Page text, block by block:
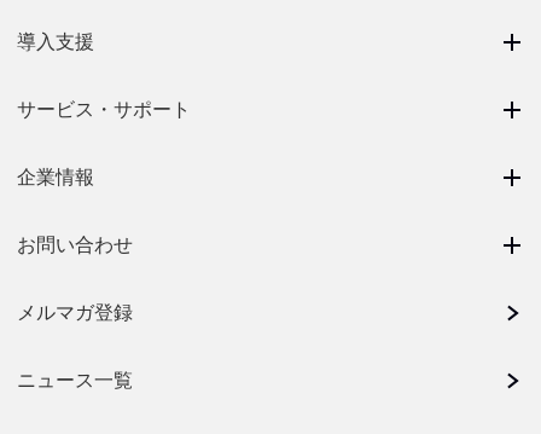
導入支援
サービス・サポート
企業情報
お問い合わせ
メルマガ登録
ニュース一覧